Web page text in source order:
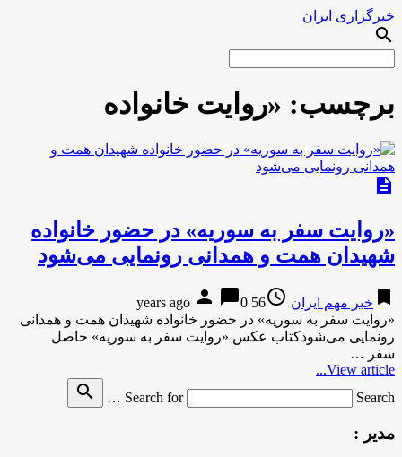
خبرگزاری ایران
search
برچسب: «روایت خانواده
description
«روایت سفر به سوریه» در حضور خانواده
شهیدان همت و همدانی رونمایی می‌شود
bookmark خبر مهم ایران access_time
56 years ago
person chat_bubble0
«روایت سفر به سوریه» در حضور خانواده شهیدان همت و همدانی
رونمایی می‌شودکتاب عکس «روایت سفر به سوریه» حاصل
سفر …
View article...
Search for
Search …
search
مدیر :